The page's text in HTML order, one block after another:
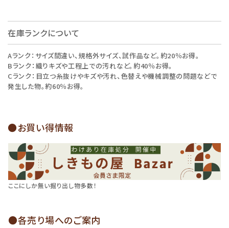
在庫ランクについて
Aランク：サイズ間違い、規格外サイズ、試作品など。約20％お得。
Bランク：織りキズや工程上での汚れなど。約40％お得。
Cランク：目立つ糸抜けやキズや汚れ、色替えや機械調整の問題などで
発生した物。約60％お得。
●お買い得情報
ここにしか無い掘り出し物多数！
●各売り場へのご案内